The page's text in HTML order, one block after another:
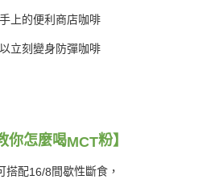
上的便利商店咖啡
立刻變身防彈咖啡
你怎麼喝MCT粉】
搭配16/8間歇性斷食，